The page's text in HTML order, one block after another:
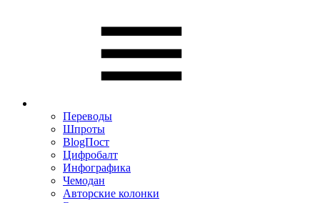
Переводы
Шпроты
BlogПост
Цифробалт
Инфографика
Чемодан
Авторские колонки